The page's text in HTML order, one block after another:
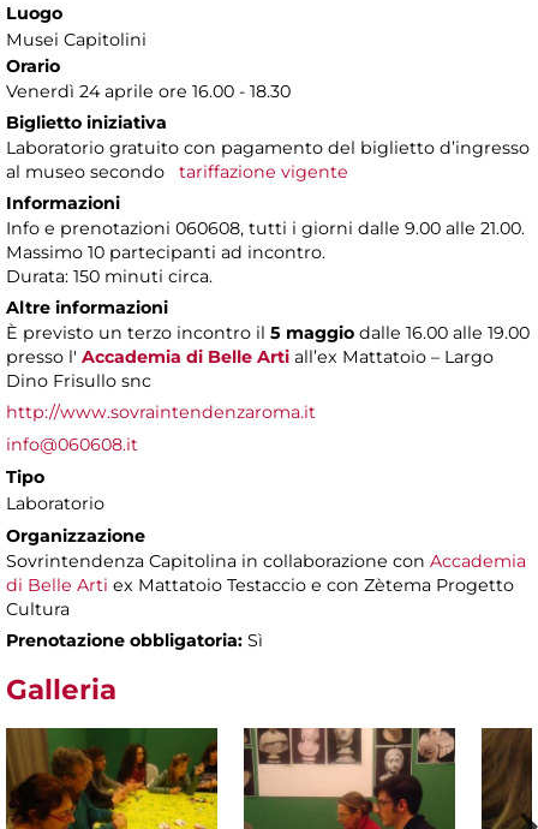
Luogo
Musei Capitolini
Orario
Venerdì 24 aprile ore 16.00 - 18.30
Biglietto iniziativa
Laboratorio gratuito con pagamento del biglietto d’ingresso
al museo secondo tariffazione vigente
Informazioni
Info e prenotazioni 060608, tutti i giorni dalle 9.00 alle 21.00.
Massimo 10 partecipanti ad incontro.
Durata: 150 minuti circa.
Altre informazioni
È previsto un terzo incontro il 5 maggio dalle 16.00 alle 19.00
presso l' Accademia di Belle Arti all’ex Mattatoio – Largo
Dino Frisullo snc
http://www.sovraintendenzaroma.it
info@060608.it
Tipo
Laboratorio
Organizzazione
Sovrintendenza Capitolina in collaborazione con Accademia
di Belle Arti ex Mattatoio Testaccio e con Zètema Progetto
Cultura
Prenotazione obbligatoria: Sì
Galleria